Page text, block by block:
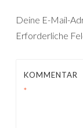
Deine E-Mail-
Erforderliche
KOMMENTAR
*